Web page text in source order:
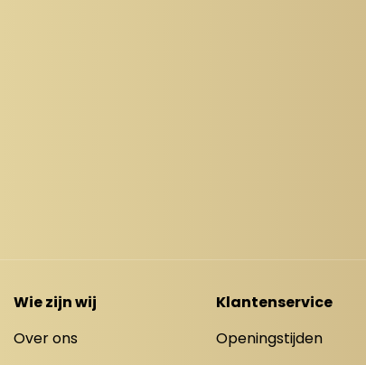
Wie zijn wij
Over ons
Klantenservice
Openingstijden